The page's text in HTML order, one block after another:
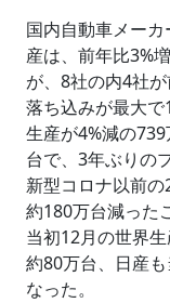
国内自動車メー
産は、前年比3%
が、8社の内4社
落ち込みが最大
生産が4%減の
台で、3年ぶりの
新型コロナ以前の
約180万台減った
当初12月の世界
約80万台、日産
なった。